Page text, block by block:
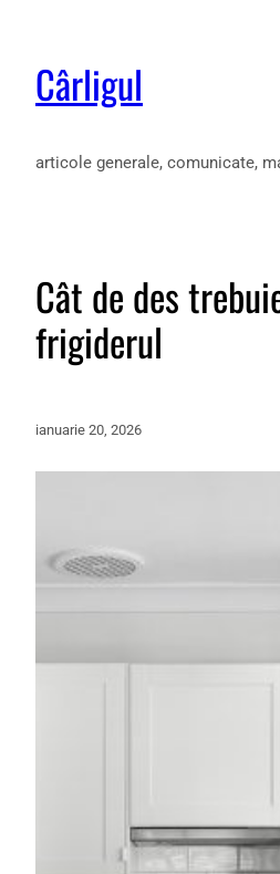
Cârligul
articole generale, comunicate,
Cât de des
frigiderul
ianuarie 20, 2026